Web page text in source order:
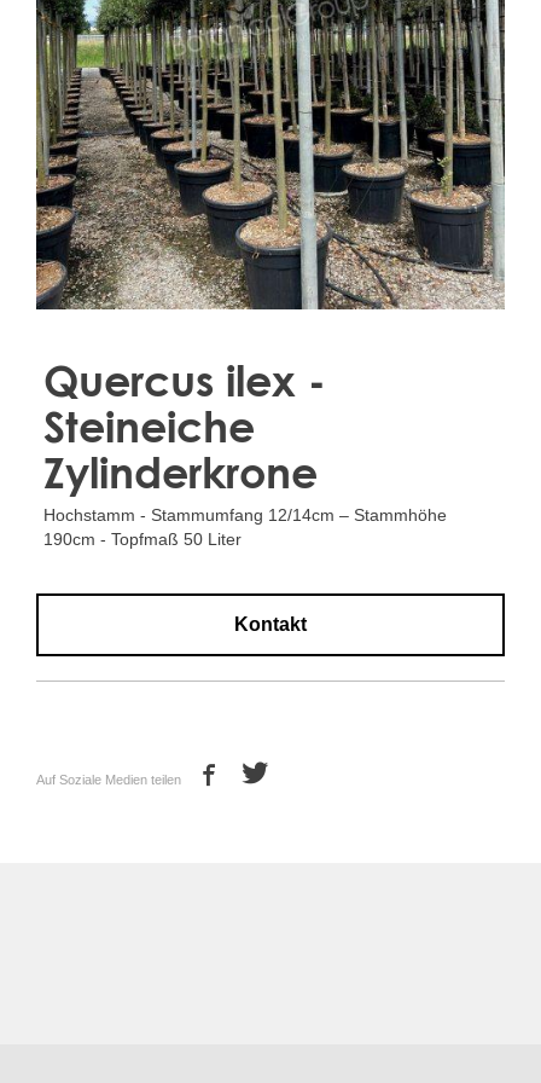
Treesafe
VORSTBESCHERMINGVOORBOMEN.NL
WINTERSCHUTZFUERBAEUME.DE
FROSTPROTECTIONFORTREES.CO.UK
Terracotta
TERRACOTTA.NL
TERRACOTTA.BE
TERRAKOTTA.DE
Quercus ilex -
Steineiche
Zylinderkrone
Hochstamm - Stammumfang 12/14cm – Stammhöhe
190cm - Topfmaß 50 Liter
Kontakt
Auf Soziale Medien teilen